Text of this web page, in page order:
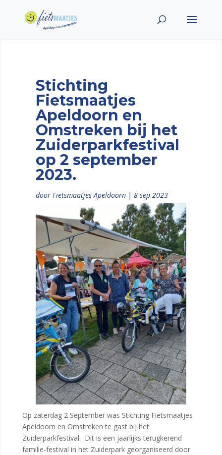
Stichting
Fietsmaatjes
Apeldoorn en
Omstreken bij het
Zuiderparkfestival
op 2 september
2023.
door Fietsmaatjes Apeldoorn| 8 sep 2023
Op zaterdag 2 September was Stichting Fietsmaatjes
Apeldoorn en Omstreken te gast bij het
Zuiderparkfestival. Dit is een jaarlijks terugkerend
familie-festival in het Zuiderpark georganiseerd door